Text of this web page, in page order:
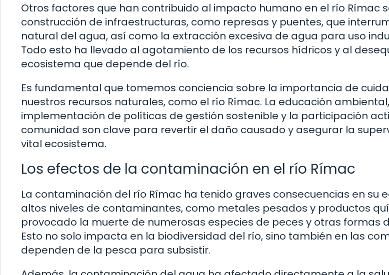
Otros factores que han contribuido al impacto humano en el río Rímac
construcción de infraestructuras, como represas y puentes, que
natural del agua, así como la extracción excesiva de agua para uso
Todo esto ha llevado al agotamiento de los recursos hídricos y al
ecosistema que depende del río.
Es fundamental que tomemos conciencia sobre la importancia de
nuestros recursos naturales, como el río Rímac. La educación
implementación de políticas de gestión sostenible y la participación
comunidad son clave para revertir el daño causado y asegurar la
vital ecosistema.
Los efectos de la contaminación en el río Rímac
La contaminación del río Rímac ha tenido graves consecuencias en su
altos niveles de contaminantes, como metales pesados y productos
provocado la muerte de numerosas especies de peces y otras formas
Esto no solo impacta en la biodiversidad del río, sino también en las
dependen de la pesca para subsistir.